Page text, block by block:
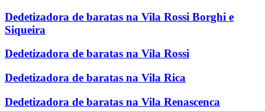
Dedetizadora de baratas na Vila Rossi Borghi e
Siqueira
Dedetizadora de baratas na Vila Rossi
Dedetizadora de baratas na Vila Rica
Dedetizadora de baratas na Vila Renascenca